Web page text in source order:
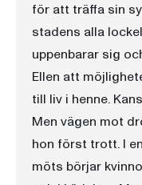
för att träffa sin
stadens alla
uppenbarar sig
Ellen att
till liv i henne.
Men vägen mot
hon först trott. I
möts börjar